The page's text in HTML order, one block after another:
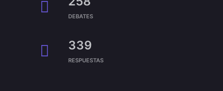
DEBATES
339
RESPUESTAS